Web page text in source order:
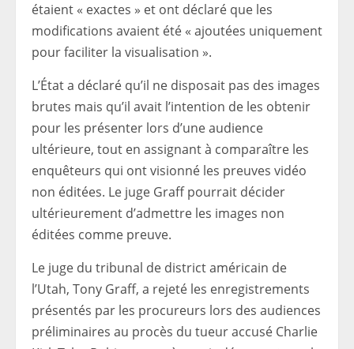
étaient « exactes » et ont déclaré que les
modifications avaient été « ajoutées uniquement
pour faciliter la visualisation ».
L’État a déclaré qu’il ne disposait pas des images
brutes mais qu’il avait l’intention de les obtenir
pour les présenter lors d’une audience
ultérieure, tout en assignant à comparaître les
enquêteurs qui ont visionné les preuves vidéo
non éditées. Le juge Graff pourrait décider
ultérieurement d’admettre les images non
éditées comme preuve.
Le juge du tribunal de district américain de
l’Utah, Tony Graff, a rejeté les enregistrements
présentés par les procureurs lors des audiences
préliminaires au procès du tueur accusé Charlie